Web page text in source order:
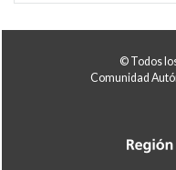
© Todos
Comunidad